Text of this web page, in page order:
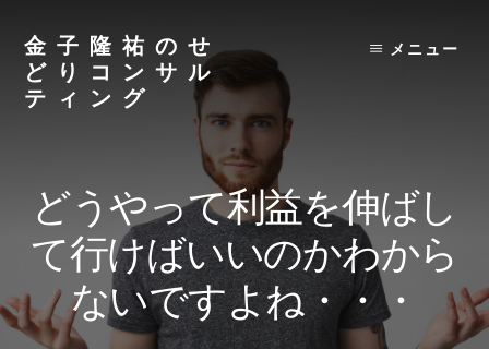
content
金子隆祐のせ
どりコンサル
ティング
メニュー
どうやって利益を伸ばし
て行けばいいのかわから
ないですよね・・・